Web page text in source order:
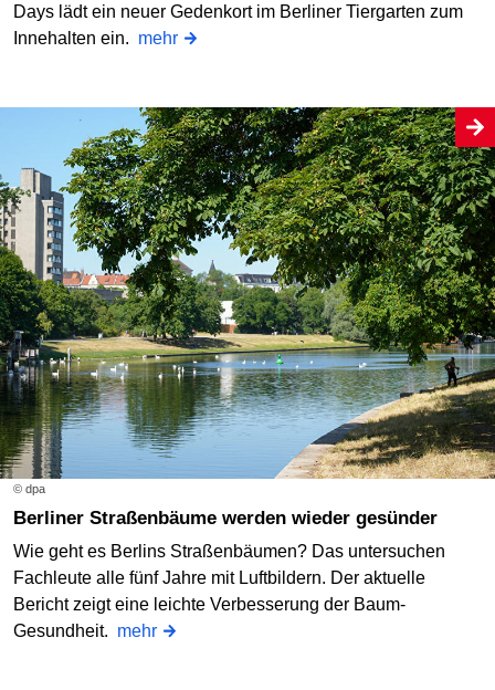
Days lädt ein neuer Gedenkort im Berliner Tiergarten zum
Innehalten ein. mehr
© dpa
Berliner Straßenbäume werden wieder gesünder
Wie geht es Berlins Straßenbäumen? Das untersuchen
Fachleute alle fünf Jahre mit Luftbildern. Der aktuelle
Bericht zeigt eine leichte Verbesserung der Baum-
Gesundheit. mehr